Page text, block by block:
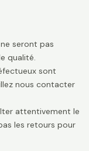
seront pas
qualité.
sont
nous contacter
attentivement le
les retours pour